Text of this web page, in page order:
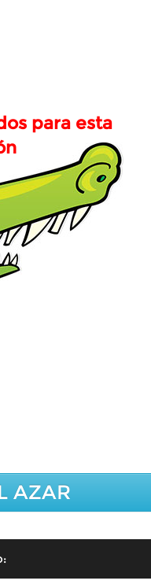
para esta
AZAR